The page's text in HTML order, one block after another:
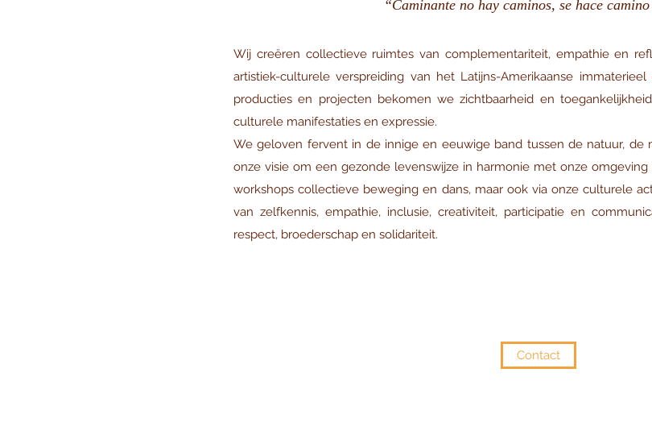
“Caminante no hay caminos, se hace
Wij creëren collectieve ruimtes van complementariteit, empathie en
artistiek-culturele verspreiding van het Latijns-Amerikaanse
producties en projecten bekomen we zichtbaarheid en
culturele manifestaties en expressie.
We geloven fervent in de innige en eeuwige band tussen de natuur, de
onze visie om een gezonde levenswijze in harmonie met onze
workshops collectieve beweging en dans, maar ook via onze culturele
van zelfkennis, empathie, inclusie, creativiteit, participatie en
respect, broederschap en solidariteit.
Contact